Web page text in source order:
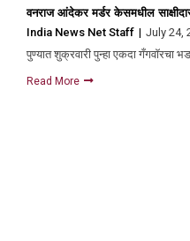
वनराज आंदेकर मर्डर केसमधील
India News Net Staff July 24,
पुण्यात शुक्रवारी पुन्हा एकदा गँगवॉरचा
Read More